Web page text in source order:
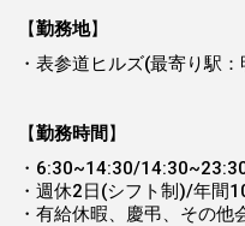
【勤務地】
・表参道ヒルズ(最寄り駅
【勤務時間 】
・6:30~14:30/
・週休2日(シフト制)/年間
・有給休暇、慶弔、その他